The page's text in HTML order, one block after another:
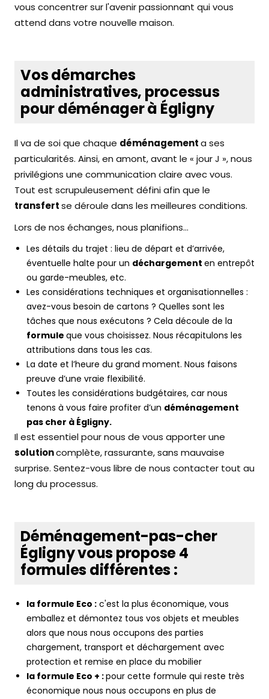
vous concentrer sur l'avenir passionnant qui vous
attend dans votre nouvelle maison.
Vos démarches
administratives, processus
pour déménager à Égligny
Il va de soi que chaque déménagementa ses
particularités. Ainsi, en amont, avant le « jour J », nous
privilégions une communication claire avec vous.
Tout est scrupuleusement défini afin que le
transfertse déroule dans les meilleures conditions.
Lors de nos échanges, nous planifions…
Les détails du trajet : lieu de départ et d’arrivée,
éventuelle halte pour un déchargement en entrepôt
ou garde-meubles, etc.
Les considérations techniques et organisationnelles :
avez-vous besoin de cartons ? Quelles sont les
tâches que nous exécutons ? Cela découle de la
formule que vous choisissez. Nous récapitulons les
attributions dans tous les cas.
La date et l’heure du grand moment. Nous faisons
preuve d’une vraie flexibilité.
Toutes les considérations budgétaires, car nous
tenons à vous faire profiter d’un déménagement
pas cher à Égligny.
Il est essentiel pour nous de vous apporter une
solutioncomplète, rassurante, sans mauvaise
surprise. Sentez-vous libre de nous contacter tout au
long du processus.
Déménagement-pas-cher
Égligny vous propose 4
formules différentes :
la formule Eco : c'est la plus économique, vous
emballez et démontez tous vos objets et meubles
alors que nous nous occupons des parties
chargement, transport et déchargement avec
protection et remise en place du mobilier
la formule Eco + :pour cette formule qui reste très
économique nous nous occupons en plus de